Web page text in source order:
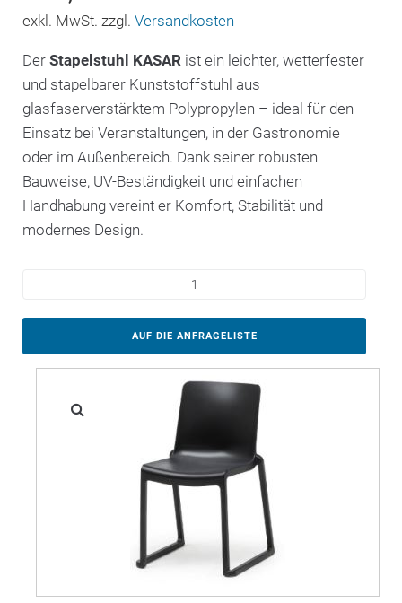
exkl. MwSt. zzgl. Versandkosten
Der Stapelstuhl KASAR ist ein leichter, wetterfester
und stapelbarer Kunststoffstuhl aus
glasfaserverstärktem Polypropylen – ideal für den
Einsatz bei Veranstaltungen, in der Gastronomie
oder im Außenbereich. Dank seiner robusten
Bauweise, UV-Beständigkeit und einfachen
Handhabung vereint er Komfort, Stabilität und
modernes Design.
AUF DIE ANFRAGELISTE